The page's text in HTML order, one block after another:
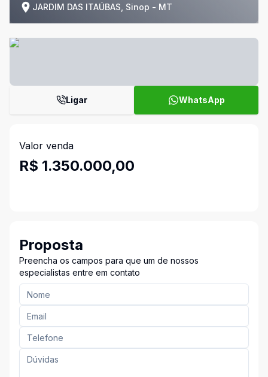
JARDIM DAS ITAÚBAS, Sinop - MT
Ligar WhatsApp
Valor venda
R$ 1.350.000,00
Proposta
Preencha os campos para que um de nossos
especialistas entre em contato